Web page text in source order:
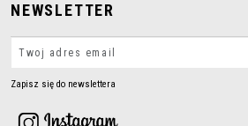
NEWSLETTER
Zapisz się do newslettera